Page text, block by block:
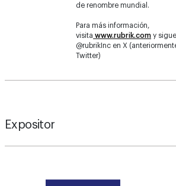
de renombre mundial.
Para más información,
visita www.rubrik.com y
@rubrikInc en X
Twitter)
Expositor